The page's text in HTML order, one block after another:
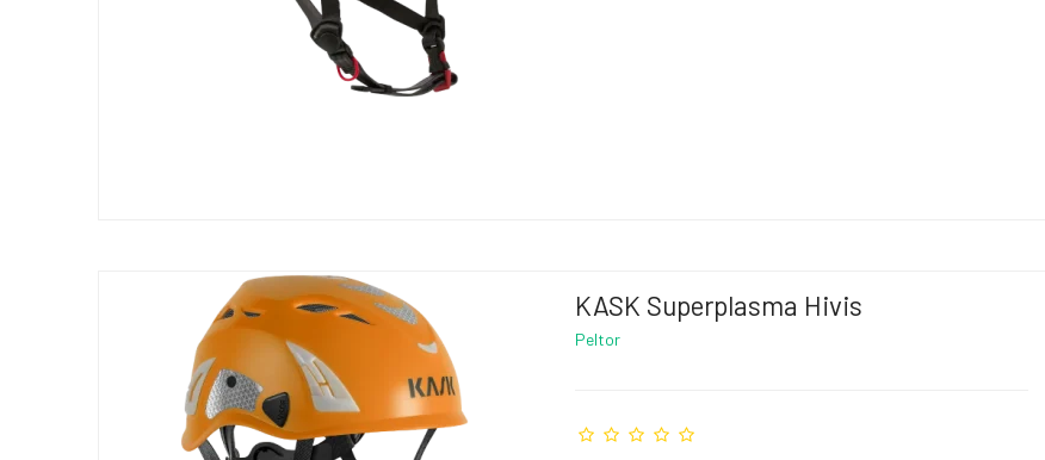
KASK Superplasma Hivis
Peltor